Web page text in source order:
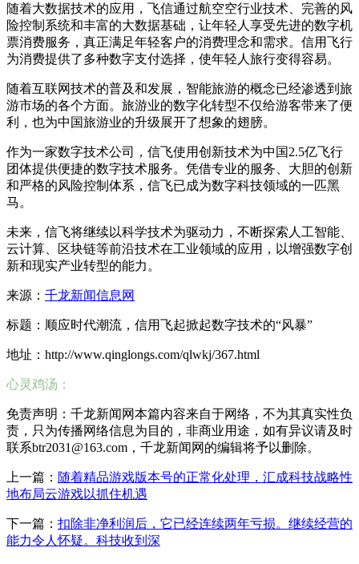
随着大数据技术的应用，飞信通过航空空行业技术、完善的风
险控制系统和丰富的大数据基础，让年轻人享受先进的数字机
票消费服务，真正满足年轻客户的消费理念和需求。信用飞行
为消费提供了多种数字支付选择，使年轻人旅行变得容易。
随着互联网技术的普及和发展，智能旅游的概念已经渗透到旅
游市场的各个方面。旅游业的数字化转型不仅给游客带来了便
利，也为中国旅游业的升级展开了想象的翅膀。
作为一家数字技术公司，信飞使用创新技术为中国2.5亿飞行
团体提供便捷的数字技术服务。凭借专业的服务、大胆的创新
和严格的风险控制体系，信飞已成为数字科技领域的一匹黑
马。
未来，信飞将继续以科学技术为驱动力，不断探索人工智能、
云计算、区块链等前沿技术在工业领域的应用，以增强数字创
新和现实产业转型的能力。
来源： 千龙新闻信息网
标题：顺应时代潮流，信用飞起掀起数字技术的“风暴”
地址：http://www.qinglongs.com/qlwkj/367.html
心灵鸡汤：
免责声明：千龙新闻网本篇内容来自于网络，不为其真实性负
责，只为传播网络信息为目的，非商业用途，如有异议请及时
联系btr2031@163.com，千龙新闻网的编辑将予以删除。
上一篇： 随着精品游戏版本号的正常化处理，汇成科技战略性
地布局云游戏以抓住机遇
下一篇： 扣除非净利润后，它已经连续两年亏损。继续经营的
能力令人怀疑。科技收到深